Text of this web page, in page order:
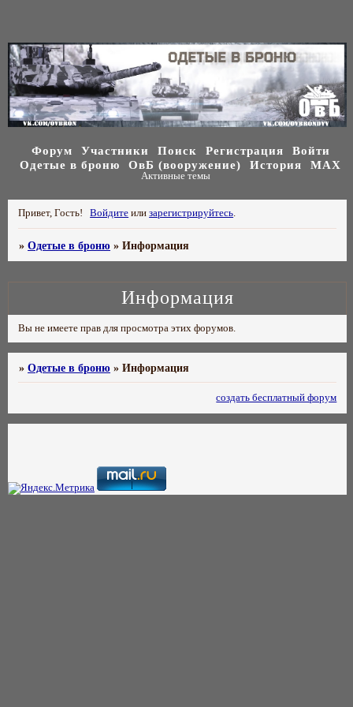
Форум Участники Поиск Регистрация
Войти
Одетые в броню
ОвБ (вооружение) История МАХ
Активные темы
Привет, Гость! Войдите илизарегистрируйтесь.
»Одетые в броню »Информация
Информация
Вы не имеете прав для просмотра этих форумов.
»Одетые в броню »Информация
создать бесплатный форум